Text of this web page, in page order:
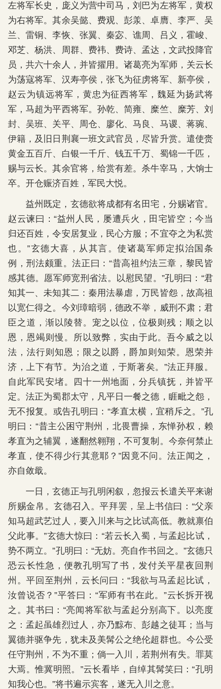
左将军长史，庞义为营中司马，刘巴为左将军，黄权
为右将军。其余吴懿、费观、彭羕、卓膺、李严、吴
兰、雷铜、李恢、张翼、秦宓、谯周、吕义，霍峻、
邓芝、杨洪、周群、费祎、费诗、孟达，文武投降官
员，共六十余人，并皆擢用。诸葛亮为军师，关云长
为荡寇将军、汉寿亭侯，张飞为征虏将军、新亭侯，
赵云为镇远将军，黄忠为征西将军，魏延为扬武将
军，马超为平西将军。孙乾、简雍、糜竺、糜芳、刘
封、吴班、关平、周仓、廖化、马良、马谡、蒋琬、
伊籍，及旧日荆襄一班文武官员，尽皆升赏。遣使赍
黄金五百斤、白银一千斤、钱五千万、蜀锦一千匹，
赐与云长。其余官将，给赏有差。杀牛宰马，大饷士
卒。开仓赈济百姓，军民大悦。
益州既定，玄德欲将成都有名田宅，分赐诸官。
赵云谏曰：“益州人民，屡遭兵火，田宅皆空；今当
归还百姓，令安居复业，民心方服；不宜夺之为私赏
也。”玄德大喜，从其言。使诸葛军师定拟治国条
例，刑法颇重。法正曰：“昔高祖约法三章，黎民皆
感其德。愿军师宽刑省法。以慰民望。”孔明曰：“君
知其一、未知其二：秦用法暴虐，万民皆怨，故高祖
以宽仁得之。今刘璋暗弱，德政不举，威刑不肃；君
臣之道，渐以陵替。宠之以位，位极则残；顺之以
恩，恩竭则慢。所以致弊，实由于此。吾今威之以
法，法行则知恩；限之以爵，爵加则知荣。恩荣并
济，上下有节。为治之道，于斯著矣。”法正拜服。
自此军民安堵。四十一州地面，分兵镇抚，并皆平
定。法正为蜀郡太守，凡平日一餐之德，睚毗之怨，
无不报复。或告孔明曰：“孝直太横，宜稍斥之。”孔
明曰：“昔主公困守荆州，北畏曹操，东惮孙权，赖
孝直为之辅翼，遂翻然翱翔，不可复制。今奈何禁止
孝直，使不得少行其意耶？”因竟不问。法正闻之，
亦自敛戢。
一日，玄德正与孔明闲叙，忽报云长遣关平来谢
所赐金帛。玄德召入。平拜罢，呈上书信曰：“父亲
知马超武艺过人，要入川来与之比试高低。教就禀伯
父此事。”玄德大惊曰：“若云长入蜀，与孟起比试，
势不两立。”孔明曰：“无妨。亮自作书回之。”玄德只
恐云长性急，便教孔明写了书，发付关平星夜回荆
州。平回至荆州，云长问曰：“我欲与马孟起比试，
汝曾说否？”平答曰：“军师有书在此。”云长拆开视
之。其书曰：“亮闻将军欲与孟起分别高下。以亮度
之：孟起虽雄烈过人，亦乃黥布、彭越之徒耳；当与
翼德并驱争先，犹未及美髯公之绝伦超群也。今公受
任守荆州，不为不重；倘一入川，若荆州有失。罪莫
大焉。惟冀明照。”云长看毕，自绰其髯笑曰：“孔明
知我心也。”将书遍示宾客，遂无入川之意。